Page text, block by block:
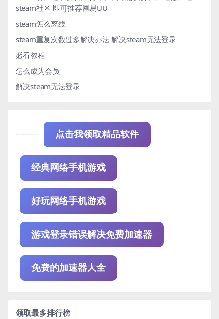
steam社区 即可推荐网易UU
steam怎么离线
steam重复次数过多解决办法 解决steam无法登录
必看教程
怎么成为会员
解决steam无法登录
--------- 点击我领取精品软件
经典网络手机游戏
好玩网络手机游戏
游戏登录错误解决免费加速器
免费的加速器大全
领取最多排行榜